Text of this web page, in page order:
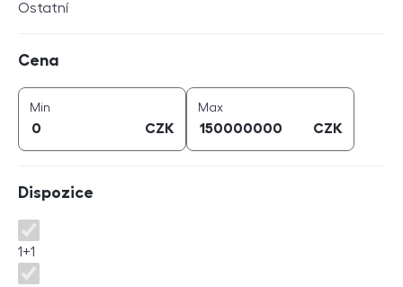
Ostatní
Cena
Min
CZK
Maxcena (
CZK
Dispozice
Dispozice
1+1